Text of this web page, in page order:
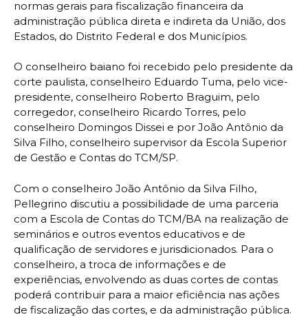
normas gerais para fiscalização financeira da
administração pública direta e indireta da União, dos
Estados, do Distrito Federal e dos Municípios.
O conselheiro baiano foi recebido pelo presidente da
corte paulista, conselheiro Eduardo Tuma, pelo vice-
presidente, conselheiro Roberto Braguim, pelo
corregedor, conselheiro Ricardo Torres, pelo
conselheiro Domingos Dissei e por João Antônio da
Silva Filho, conselheiro supervisor da Escola Superior
de Gestão e Contas do TCM/SP.
Com o conselheiro João Antônio da Silva Filho,
Pellegrino discutiu a possibilidade de uma parceria
com a Escola de Contas do TCM/BA na realização de
seminários e outros eventos educativos e de
qualificação de servidores e jurisdicionados. Para o
conselheiro, a troca de informações e de
experiências, envolvendo as duas cortes de contas
poderá contribuir para a maior eficiência nas ações
de fiscalização das cortes, e da administração pública.